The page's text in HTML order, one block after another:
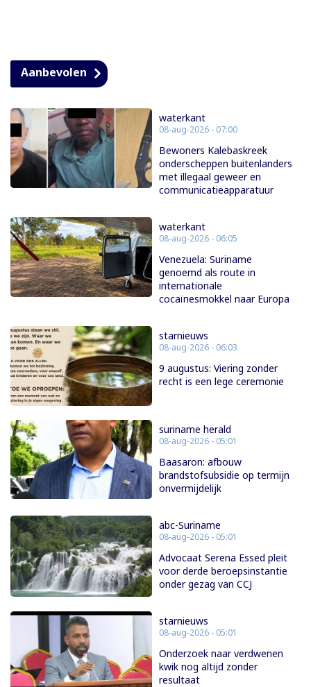
Aanbevolen
waterkant
08-aug-2026 - 07:00
Bewoners Kalebaskreek
onderscheppen buitenlanders
met illegaal geweer en
communicatieapparatuur
waterkant
08-aug-2026 - 06:05
Venezuela: Suriname
genoemd als route in
internationale
cocaïnesmokkel naar Europa
starnieuws
08-aug-2026 - 06:03
9 augustus: Viering zonder
recht is een lege ceremonie
suriname herald
08-aug-2026 - 05:01
Baasaron: afbouw
brandstofsubsidie op termijn
onvermijdelijk
abc-Suriname
08-aug-2026 - 05:01
Advocaat Serena Essed pleit
voor derde beroepsinstantie
onder gezag van CCJ
starnieuws
08-aug-2026 - 05:01
Onderzoek naar verdwenen
kwik nog altijd zonder
resultaat